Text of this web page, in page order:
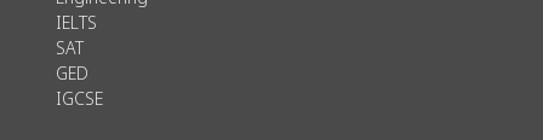
IELTS
SAT
GED
IGCSE